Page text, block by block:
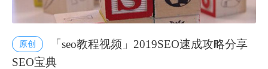
原创
「seo教程视频」2019SEO速成攻略分享
SEO宝典